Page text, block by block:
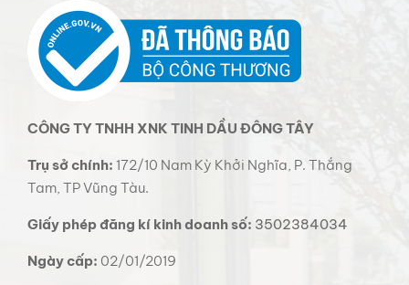
CÔNG TY TNHH XNK TINH DẦU ĐÔNG TÂY
Trụ sở chính: 172/10 Nam Kỳ Khởi Nghĩa, P. Thắng
Tam, TP Vũng Tàu.
Giấy phép đăng kí kinh doanh số: 3502384034
Ngày cấp: 02/01/2019